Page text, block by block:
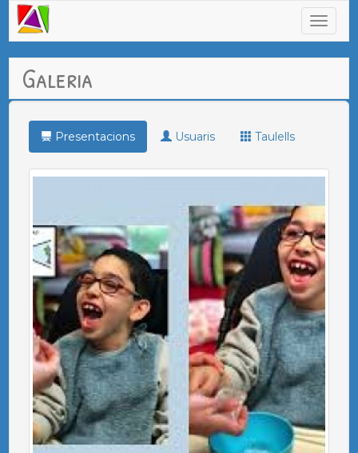
Galeria
Presentacions Usuaris Taulells